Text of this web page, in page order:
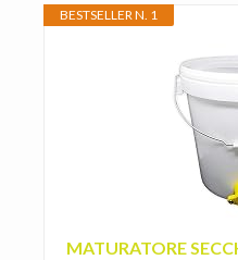
BESTSELLER N. 1
MATURATORE